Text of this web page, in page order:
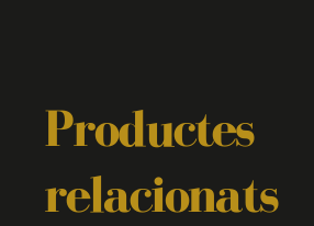
Productes
relacionats